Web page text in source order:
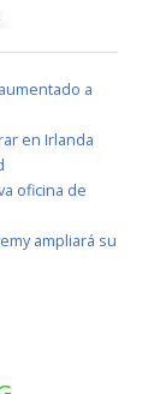
a
en Irlanda
oficina de
ampliará su